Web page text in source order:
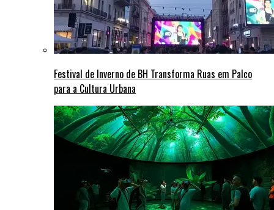
Festival de Inverno de BH Transforma Ruas em Palco
para a Cultura Urbana